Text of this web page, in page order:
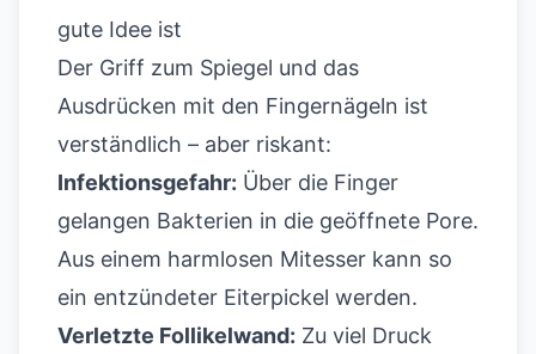
gute Idee ist
Der Griff zum Spiegel und das
Ausdrücken mit den Fingernägeln ist
verständlich – aber riskant:
Infektionsgefahr: Über die Finger
gelangen Bakterien in die geöffnete Pore.
Aus einem harmlosen Mitesser kann so
ein entzündeter Eiterpickel werden.
Verletzte Follikelwand: Zu viel Druck